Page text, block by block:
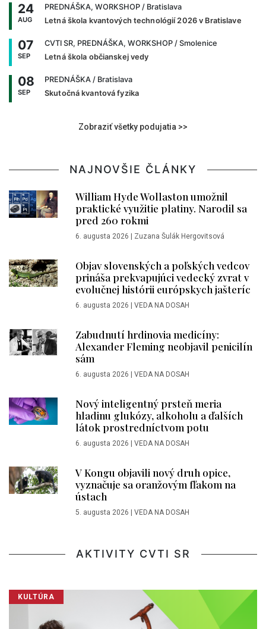
24
AUG
PREDNÁŠKA, WORKSHOP / Bratislava
Letná škola kvantových technológií 2026 v Bratislave
07
SEP
CVTI SR, PREDNÁŠKA, WORKSHOP / Smolenice
Letná škola občianskej vedy
08
SEP
PREDNÁŠKA / Bratislava
Skutočná kvantová fyzika
Zobraziť všetky podujatia >>
NAJNOVŠIE ČLÁNKY
William Hyde Wollaston umožnil
praktické využitie platiny. Narodil sa
pred 260 rokmi
6. augusta 2026 | Zuzana Šulák Hergovitsová
Objav slovenských a poľských vedcov
prináša prekvapujúci vedecký zvrat v
evolučnej histórii európskych jašteríc
6. augusta 2026 | VEDA NA DOSAH
Zabudnutí hrdinovia medicíny:
Alexander Fleming neobjavil penicilín
sám
6. augusta 2026 | VEDA NA DOSAH
Nový inteligentný prsteň meria
hladinu glukózy, alkoholu a ďalších
látok prostredníctvom potu
6. augusta 2026 | VEDA NA DOSAH
V Kongu objavili nový druh opice,
vyznačuje sa oranžovým fľakom na
ústach
5. augusta 2026 | VEDA NA DOSAH
AKTIVITY CVTI SR
KULTÚRA